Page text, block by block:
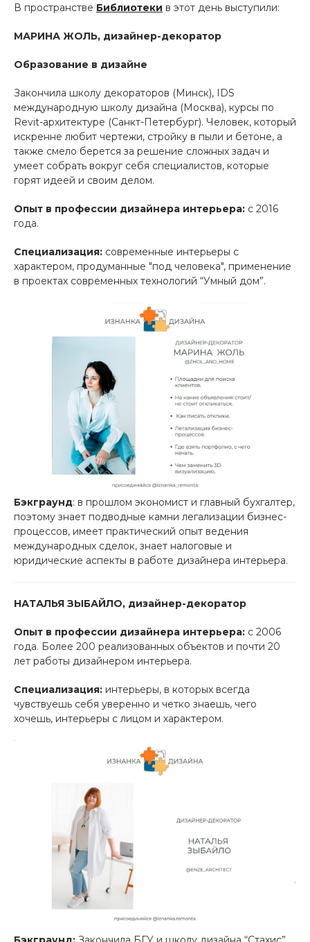
В пространстве Библиотеки в этот день выступили:
МАРИНА ЖОЛЬ, дизайнер-декоратор
Образование в дизайне
Закончила школу декораторов (Минск), IDS
международную школу дизайна (Москва), курсы по
Revit-архитектуре (Санкт-Петербург). Человек, который
искренне любит чертежи, стройку в пыли и бетоне, а
также смело берется за решение сложных задач и
умеет собрать вокруг себя специалистов, которые
горят идеей и своим делом.
Опыт в профессии дизайнера интерьера: с 2016
года.
Специализация: современные интерьеры с
характером, продуманные "под человека", применение
в проектах современных технологий “Умный дом”.
Бэкграунд: в прошлом экономист и главный бухгалтер,
поэтому знает подводные камни легализации бизнес-
процессов, имеет практический опыт ведения
международных сделок, знает налоговые и
юридические аспекты в работе дизайнера интерьера.
НАТАЛЬЯ ЗЫБАЙЛО, дизайнер-декоратор
Опыт в профессии дизайнера интерьера: с 2006
года. Более 200 реализованных объектов и почти 20
лет работы дизайнером интерьера.
Специализация: интерьеры, в которых всегда
чувствуешь себя уверенно и четко знаешь, чего
хочешь, интерьеры с лицом и характером.